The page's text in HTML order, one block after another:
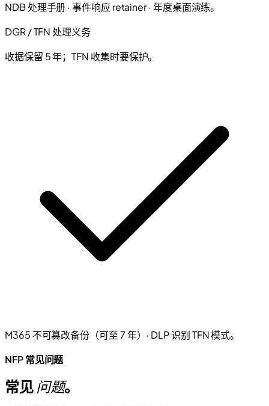
NDB 处理手册 · 事件响应 retainer · 年度桌面演练。
DGR / TFN 处理义务
收据保留 5 年；TFN 收集时要保护。
M365 不可篡改备份（可至 7 年）· DLP 识别 TFN 模式。
NFP 常见问题
常见 问题。